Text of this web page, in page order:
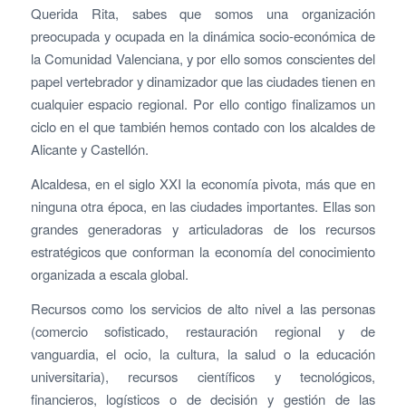
Querida Rita, sabes que somos una organización
preocupada y ocupada en la dinámica socio-económica de
la Comunidad Valenciana, y por ello somos conscientes del
papel vertebrador y dinamizador que las ciudades tienen en
cualquier espacio regional. Por ello contigo finalizamos un
ciclo en el que también hemos contado con los alcaldes de
Alicante y Castellón.
Alcaldesa, en el siglo XXI la economía pivota, más que en
ninguna otra época, en las ciudades importantes. Ellas son
grandes generadoras y articuladoras de los recursos
estratégicos que conforman la economía del conocimiento
organizada a escala global.
Recursos como los servicios de alto nivel a las personas
(comercio sofisticado, restauración regional y de
vanguardia, el ocio, la cultura, la salud o la educación
universitaria), recursos científicos y tecnológicos,
financieros, logísticos o de decisión y gestión de las